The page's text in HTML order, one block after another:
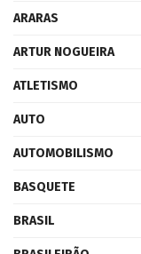
ARARAS
ARTUR NOGUEIRA
ATLETISMO
AUTO
AUTOMOBILISMO
BASQUETE
BRASIL